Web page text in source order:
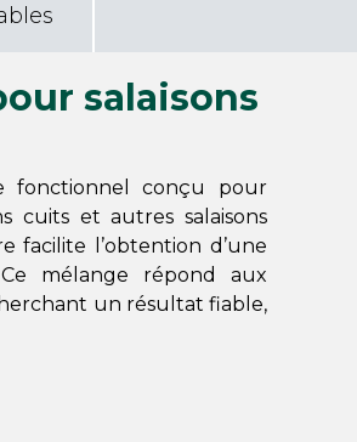
salaisons
fonctionnel conçu pour
cuits et autres salaisons
facilite l’obtention d’une
mélange répond aux
un résultat fiable,